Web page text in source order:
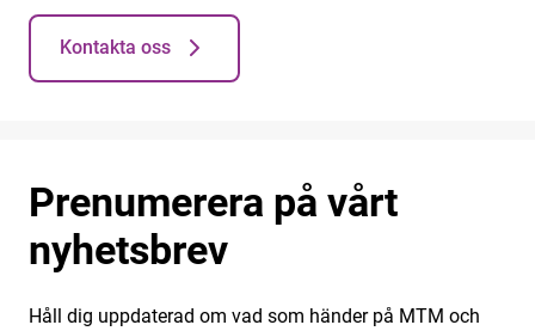
Kontakta oss
Prenumerera på vårt
nyhetsbrev
Håll dig uppdaterad om vad som händer på MTM och